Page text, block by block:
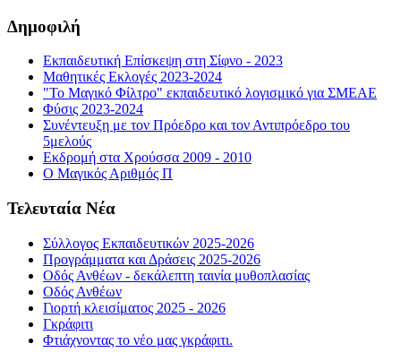
Δημοφιλή
Εκπαιδευτική Επίσκεψη στη Σίφνο - 2023
Μαθητικές Εκλογές 2023-2024
"Το Μαγικό Φίλτρο" εκπαιδευτικό λογισμικό για ΣΜΕΑΕ
Φύσις 2023-2024
Συνέντευξη με τον Πρόεδρο και τον Αντιπρόεδρο του
5μελούς
Εκδρομή στα Χρούσσα 2009 - 2010
Ο Μαγικός Αριθμός Π
Τελευταία Νέα
Σύλλογος Εκπαιδευτικών 2025-2026
Προγράμματα και Δράσεις 2025-2026
Οδός Ανθέων - δεκάλεπτη ταινία μυθοπλασίας
Οδός Ανθέων
Γιορτή κλεισίματος 2025 - 2026
Γκράφιτι
Φτιάχνοντας το νέο μας γκράφιτι.